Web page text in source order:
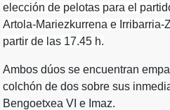
elección de pelotas para el
Artola-Mariezkurrena e Irribarria-
partir de las 17.45 h.
Ambos dúos se encuentran
colchón de dos sobre sus
Bengoetxea VI e Imaz.